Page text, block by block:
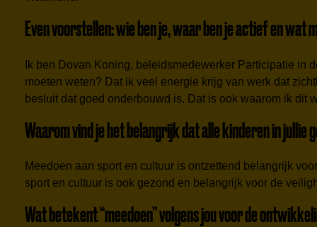
Even voorstellen: wie ben je, waar ben je actief en wat
Ik ben Dovan Koning, beleidsmedewerker Participatie in
moeten weten? Dat ik veel energie krijg van werk dat
besluit dat goed onderbouwd is. Dat is ook waarom ik dit
Waarom vind je het belangrijk dat alle kinderen in
Meedoen aan sport en cultuur is ontzettend belangrijk
sport en cultuur is ook gezond en belangrijk voor de
Wat betekent “meedoen” volgens jou voor de